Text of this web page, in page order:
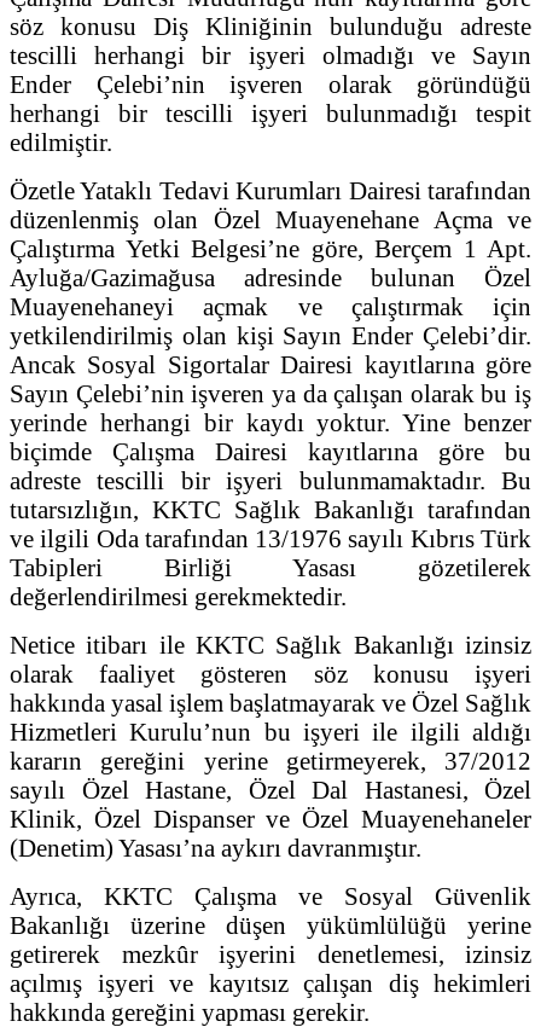
söz konusu Diş Kliniğinin bulunduğu adreste
tescilli herhangi bir işyeri olmadığı ve Sayın
Ender Çelebi’nin işveren olarak göründüğü
herhangi bir tescilli işyeri bulunmadığı tespit
edilmiştir.
Özetle Yataklı Tedavi Kurumları Dairesi tarafından
düzenlenmiş olan Özel Muayenehane Açma ve
Çalıştırma Yetki Belgesi’ne göre, Berçem 1 Apt.
Ayluğa/Gazimağusa adresinde bulunan Özel
Muayenehaneyi açmak ve çalıştırmak için
yetkilendirilmiş olan kişi Sayın Ender Çelebi’dir.
Ancak Sosyal Sigortalar Dairesi kayıtlarına göre
Sayın Çelebi’nin işveren ya da çalışan olarak bu iş
yerinde herhangi bir kaydı yoktur. Yine benzer
biçimde Çalışma Dairesi kayıtlarına göre bu
adreste tescilli bir işyeri bulunmamaktadır. Bu
tutarsızlığın, KKTC Sağlık Bakanlığı tarafından
ve ilgili Oda tarafından 13/1976 sayılı Kıbrıs Türk
Tabipleri Birliği Yasası gözetilerek
değerlendirilmesi gerekmektedir.
Netice itibarı ile KKTC Sağlık Bakanlığı izinsiz
olarak faaliyet gösteren söz konusu işyeri
hakkında yasal işlem başlatmayarak ve Özel Sağlık
Hizmetleri Kurulu’nun bu işyeri ile ilgili aldığı
kararın gereğini yerine getirmeyerek, 37/2012
sayılı Özel Hastane, Özel Dal Hastanesi, Özel
Klinik, Özel Dispanser ve Özel Muayenehaneler
(Denetim) Yasası’na aykırı davranmıştır.
Ayrıca, KKTC Çalışma ve Sosyal Güvenlik
Bakanlığı üzerine düşen yükümlülüğü yerine
getirerek mezkûr işyerini denetlemesi, izinsiz
açılmış işyeri ve kayıtsız çalışan diş hekimleri
hakkında gereğini yapması gerekir.